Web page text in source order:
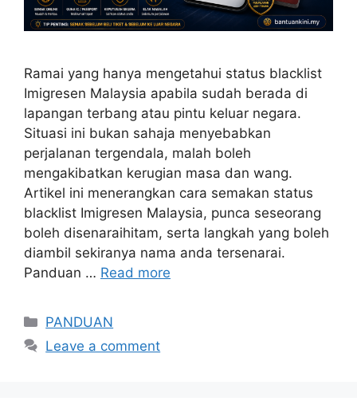
Ramai yang hanya mengetahui status blacklist
Imigresen Malaysia apabila sudah berada di
lapangan terbang atau pintu keluar negara.
Situasi ini bukan sahaja menyebabkan
perjalanan tergendala, malah boleh
mengakibatkan kerugian masa dan wang.
Artikel ini menerangkan cara semakan status
blacklist Imigresen Malaysia, punca seseorang
boleh disenaraihitam, serta langkah yang boleh
diambil sekiranya nama anda tersenarai.
Panduan … Read more
Categories
PANDUAN
Leave a comment